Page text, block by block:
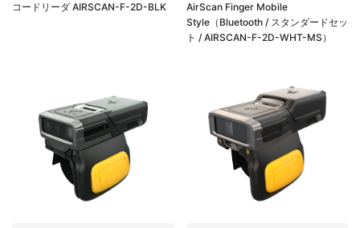
コードリーダ AIRSCAN-F-2D-BLK
AirScan Finger Mobile
Style（Bluetooth / スタンダードセッ
ト / AIRSCAN-F-2D-WHT-MS）